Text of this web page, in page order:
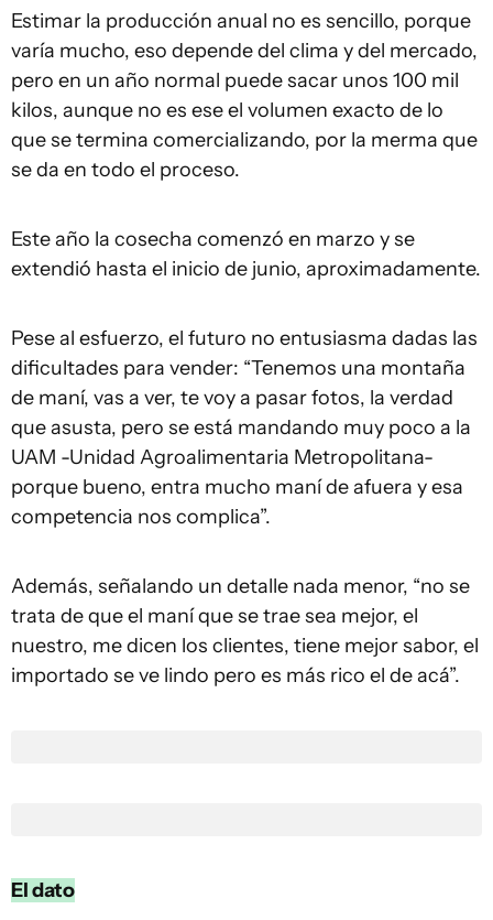
Estimar la producción anual no es sencillo, porque
varía mucho, eso depende del clima y del mercado,
pero en un año normal puede sacar unos 100 mil
kilos, aunque no es ese el volumen exacto de lo
que se termina comercializando, por la merma que
se da en todo el proceso.
Este año la cosecha comenzó en marzo y se
extendió hasta el inicio de junio, aproximadamente.
Pese al esfuerzo, el futuro no entusiasma dadas las
dificultades para vender: “Tenemos una montaña
de maní, vas a ver, te voy a pasar fotos, la verdad
que asusta, pero se está mandando muy poco a la
UAM -Unidad Agroalimentaria Metropolitana-
porque bueno, entra mucho maní de afuera y esa
competencia nos complica”.
Además, señalando un detalle nada menor, “no se
trata de que el maní que se trae sea mejor, el
nuestro, me dicen los clientes, tiene mejor sabor, el
importado se ve lindo pero es más rico el de acá”.
El dato